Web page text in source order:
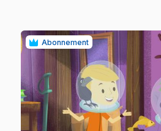
Abonnement